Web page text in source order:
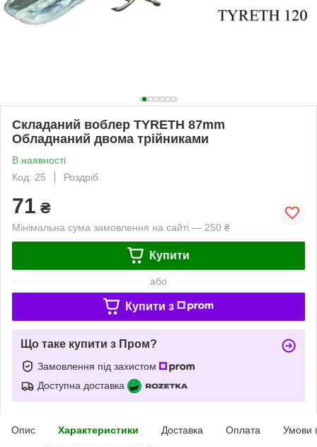
Складаний воблер TYRETH 87mm
Обладнаний двома трійниками
В наявності
Код: 25
Роздріб
71 ₴
Мінімальна сума замовлення на сайті — 250 ₴
Купити
або
Купити з
Що таке купити з Пром?
Замовлення під захистом
Доступна доставка
Опис Характеристики Доставка Оплата Умови